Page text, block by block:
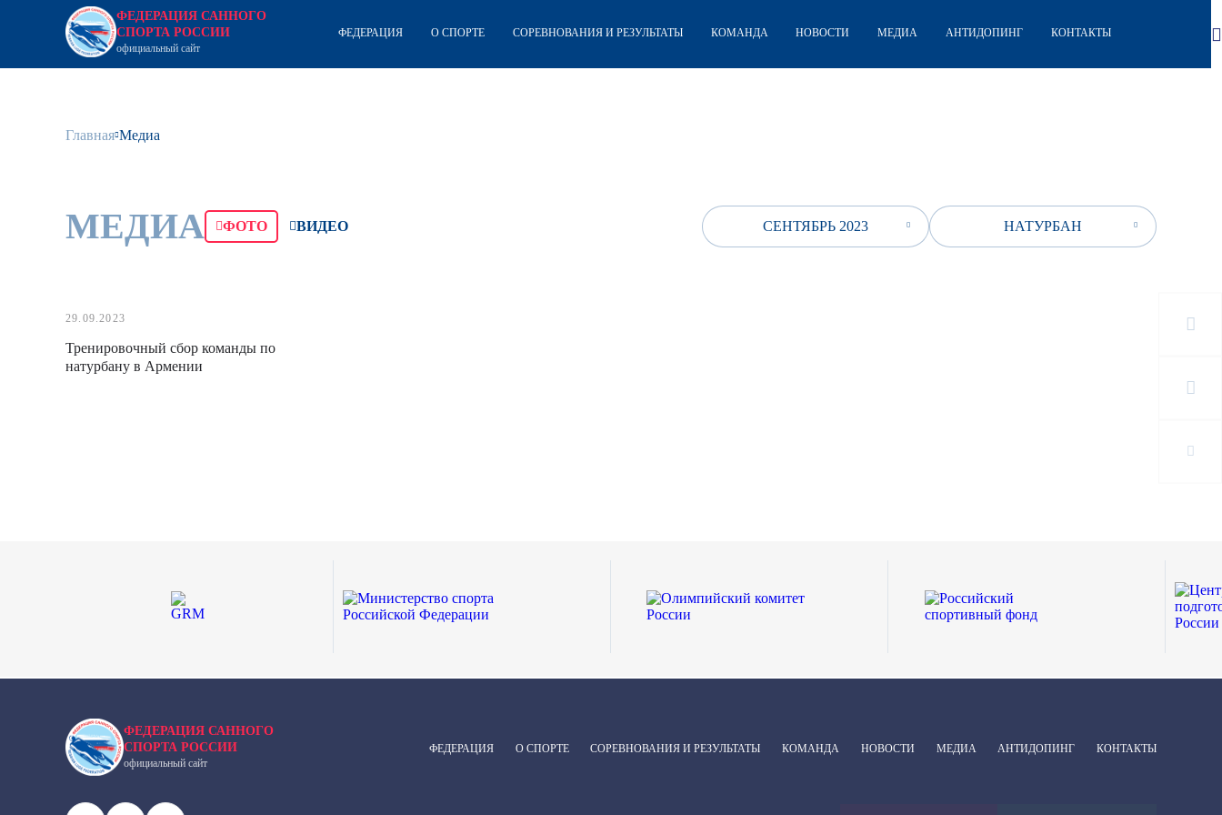
ФЕДЕРАЦИЯ САННОГО
СПОРТА РОССИИ
официальный сайт
ФЕДЕРАЦИЯ О СПОРТЕ СОРЕВНОВАНИЯ И РЕЗУЛЬТАТЫ КОМАНДА НОВОСТИ МЕДИА АНТИДОПИНГ КОНТАКТЫ
Главная Медиа
МЕДИА ФОТО ВИДЕО СЕНТЯБРЬ 2023 НАТУРБАН
29.09.2023
Тренировочный сбор команды по
натурбану в Армении
ФЕДЕРАЦИЯ САННОГО
СПОРТА РОССИИ
официальный сайт
ФЕДЕРАЦИЯ О СПОРТЕ СОРЕВНОВАНИЯ И РЕЗУЛЬТАТЫ КОМАНДА НОВОСТИ МЕДИА АНТИДОПИНГ КОНТАКТЫ